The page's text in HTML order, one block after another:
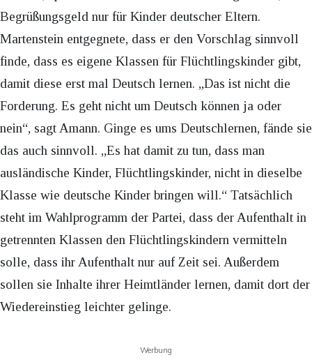
Begrüßungsgeld nur für Kinder deutscher Eltern.
Martenstein entgegnete, dass er den Vorschlag sinnvoll
finde, dass es eigene Klassen für Flüchtlingskinder gibt,
damit diese erst mal Deutsch lernen. „Das ist nicht die
Forderung. Es geht nicht um Deutsch können ja oder
nein“, sagt Amann. Ginge es ums Deutschlernen, fände sie
das auch sinnvoll. „Es hat damit zu tun, dass man
ausländische Kinder, Flüchtlingskinder, nicht in dieselbe
Klasse wie deutsche Kinder bringen will.“ Tatsächlich
steht im Wahlprogramm der Partei, dass der Aufenthalt in
getrennten Klassen den Flüchtlingskindern vermitteln
solle, dass ihr Aufenthalt nur auf Zeit sei. Außerdem
sollen sie Inhalte ihrer Heimtländer lernen, damit dort der
Wiedereinstieg leichter gelinge.
Werbung